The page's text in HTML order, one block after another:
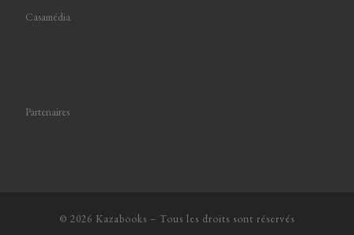
Casamédia
Partenaires
© 2026 Kazabooks – Tous les droits sont réservés